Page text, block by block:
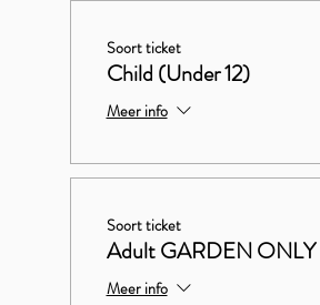
Soort ticket
Child (Under 12)
Meer info
Soort ticket
Adult GARDEN ONLY
Meer info